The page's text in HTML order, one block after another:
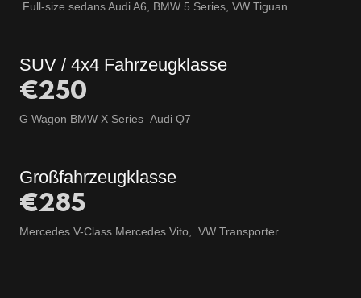
Full-size sedans Audi A6, BMW 5 Series, VW Tiguan
SUV / 4x4 Fahrzeugklasse
€250
G Wagon BMW X Series Audi Q7
Großfahrzeugklasse
€285
Mercedes V-Class Mercedes Vito, VW Transporter